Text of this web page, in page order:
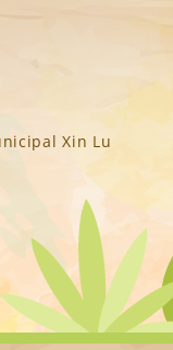
Xin Lu